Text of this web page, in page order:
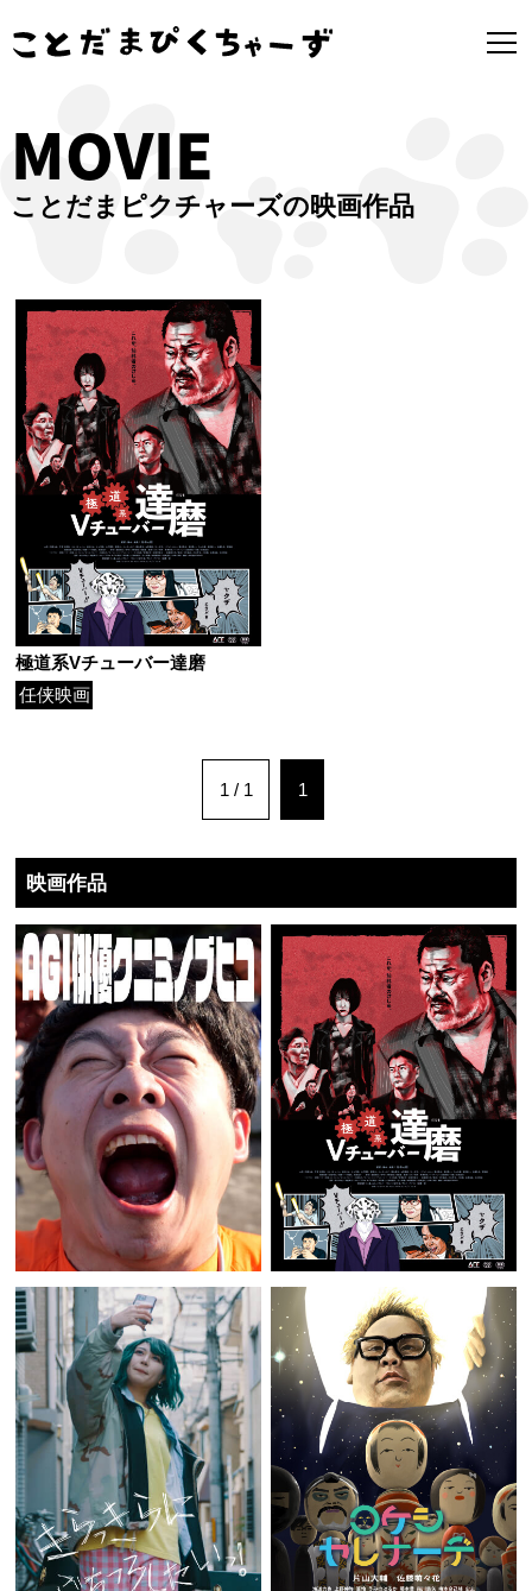
MOVIE
ことだまピクチャーズの映画作品
極道系Vチューバー達磨
任侠映画
1 / 1 1
映画作品